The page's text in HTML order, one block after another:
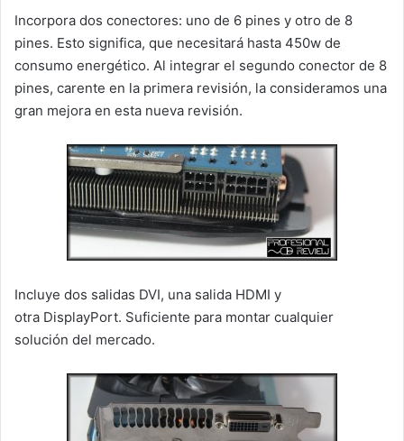
Incorpora dos conectores: uno de 6 pines y otro de 8
pines. Esto significa, que necesitará hasta 450w de
consumo energético. Al integrar el segundo conector de 8
pines, carente en la primera revisión, la consideramos una
gran mejora en esta nueva revisión.
Incluye dos salidas DVI, una salida HDMI y
otra DisplayPort. Suficiente para montar cualquier
solución del mercado.